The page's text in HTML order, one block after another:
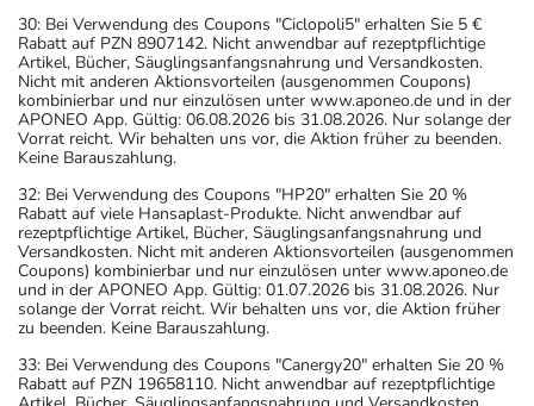
30: Bei Verwendung des Coupons "Ciclopoli5" erhalten Sie 5 €
Rabatt auf PZN 8907142. Nicht anwendbar auf rezeptpflichtige
Artikel, Bücher, Säuglingsanfangsnahrung und Versandkosten.
Nicht mit anderen Aktionsvorteilen (ausgenommen Coupons)
kombinierbar und nur einzulösen unter www.aponeo.de und in der
APONEO App. Gültig: 06.08.2026 bis 31.08.2026. Nur solange der
Vorrat reicht. Wir behalten uns vor, die Aktion früher zu beenden.
Keine Barauszahlung.
32: Bei Verwendung des Coupons "HP20" erhalten Sie 20 %
Rabatt auf viele Hansaplast-Produkte. Nicht anwendbar auf
rezeptpflichtige Artikel, Bücher, Säuglingsanfangsnahrung und
Versandkosten. Nicht mit anderen Aktionsvorteilen (ausgenommen
Coupons) kombinierbar und nur einzulösen unter www.aponeo.de
und in der APONEO App. Gültig: 01.07.2026 bis 31.08.2026. Nur
solange der Vorrat reicht. Wir behalten uns vor, die Aktion früher
zu beenden. Keine Barauszahlung.
33: Bei Verwendung des Coupons "Canergy20" erhalten Sie 20 %
Rabatt auf PZN 19658110. Nicht anwendbar auf rezeptpflichtige